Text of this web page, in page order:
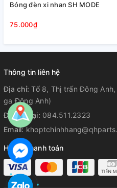
Bóng đèn xi nhan SH MODE
75.000₫
Thông tin liên hệ
Địa chỉ:Tổ 8, Thị trấn Đông
ga Đông Anh)
Điện thoại: 084.511.2323
Email:
Hỗ trợ thanh toán